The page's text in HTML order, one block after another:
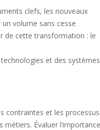
clefs, les nouveaux
volume sans cesse
de cette transformation : le
et des systèmes
contraintes et les processus
Évaluer l’importance